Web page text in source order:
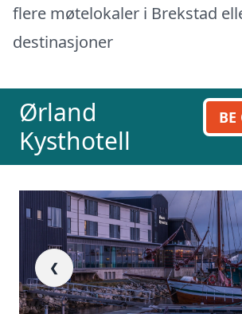
flere møtelokaler i Brekstad
destinasjoner
Ørland
Kysthotell
❮
La ekspertene finne det
eller event. Vi er klare til å
ring oss på 23 13 15 15.